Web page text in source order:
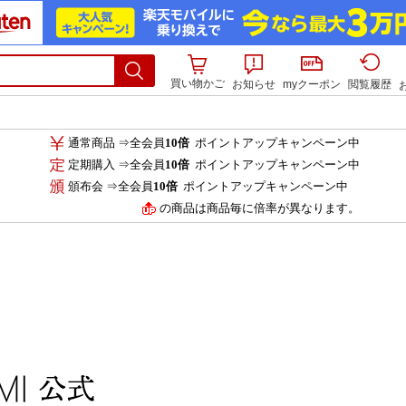
買い物かご お知らせ myクーポン 閲覧履歴
通常商品 ⇒全会員 10倍 ポイントアップキャンペーン中
定期購入 ⇒全会員 10倍 ポイントアップキャンペーン中
頒布会 ⇒全会員 10倍 ポイントアップキャンペーン中
の商品は商品毎に倍率が異なります。